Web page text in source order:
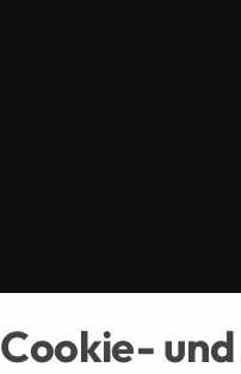
Cookie-